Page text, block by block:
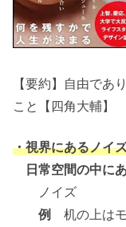
【要約】自由で
こと【四角大輔】
・視界にあるノイ
日常空間の中に
ノイズ
例 机の上は